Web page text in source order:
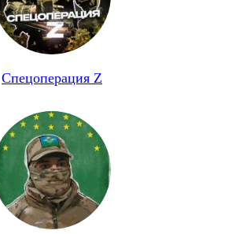
Спецоперация Z